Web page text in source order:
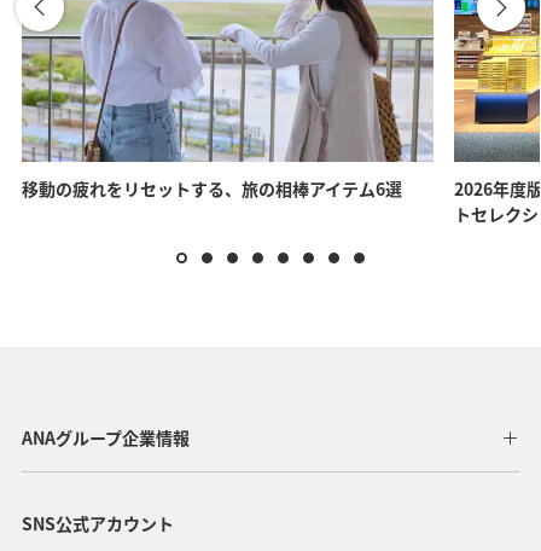
移動の疲れをリセットする、旅の相棒アイテム6選
2026年度
トセレク
ANAグループ企業情報
SNS公式アカウント